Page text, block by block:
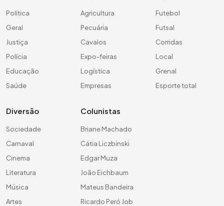
Política
Geral
Justiça
Polícia
Educação
Saúde
Agricultura
Pecuária
Cavalos
Expo-feiras
Logística
Empresas
Futebol
Futsal
Corridas
Local
Grenal
Esporte total
Diversão
Sociedade
Carnaval
Cinema
Literatura
Música
Artes
Colunistas
Briane Machado
Cátia Liczbinski
Edgar Muza
João Eichbaum
Mateus Bandeira
Ricardo Peró Job